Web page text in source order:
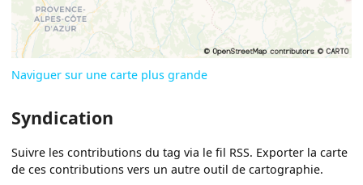
Naviguer sur une carte plus grande
Syndication
Suivre les contributions du tag via le fil RSS. Exporter la carte
de ces contributions vers un autre outil de cartographie.